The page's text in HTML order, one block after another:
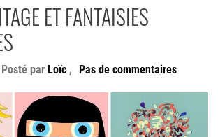
ET FANTAISIES
Posté par Loïc , Pas de commentaires